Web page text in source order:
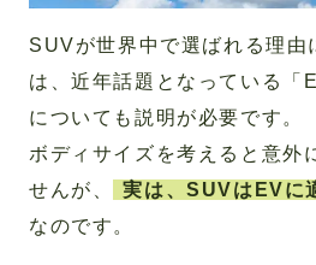
SUVが世界中で選ばれる理由
は、近年話題となっている「
についても説明が必要です。
ボディサイズを考えると意外
せんが、
実は、SUVはEVに
なのです。